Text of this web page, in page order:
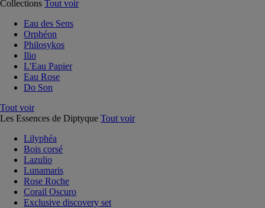
Collections Tout voir
Eau des Sens
Orphéon
Philosykos
Ilio
L'Eau Papier
Eau Rose
Do Son
Tout voir
Les Essences de Diptyque Tout voir
Lilyphéa
Bois corsé
Lazulio
Lunamaris
Rose Roche
Corail Oscuro
Exclusive discovery set